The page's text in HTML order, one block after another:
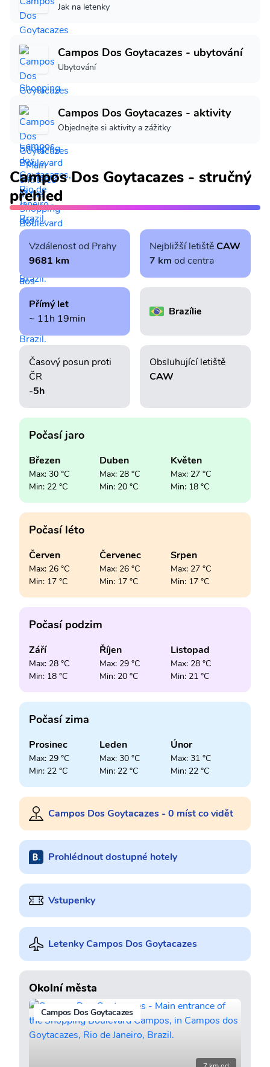
Jak na letenky
Campos Dos Goytacazes - ubytování
Ubytování
Campos Dos Goytacazes - aktivity
Objednejte si aktivity a zážitky
Campos Dos Goytacazes - stručný
přehled
Vzdálenost od Prahy
9681 km
Nejbližší letištěCAW
7 km od centra
Přímý let
~ 11h 19min
Brazílie
Časový posun proti
ČR
-5h
Obsluhující letiště
CAW
Počasí jaro
Březen
Max: 30 °C
Min: 22 °C
Duben
Max: 28 °C
Min: 20 °C
Květen
Max: 27 °C
Min: 18 °C
Počasí léto
Červen
Max: 26 °C
Min: 17 °C
Červenec
Max: 26 °C
Min: 17 °C
Srpen
Max: 27 °C
Min: 17 °C
Počasí podzim
Září
Max: 28 °C
Min: 18 °C
Říjen
Max: 29 °C
Min: 20 °C
Listopad
Max: 28 °C
Min: 21 °C
Počasí zima
Prosinec
Max: 29 °C
Min: 22 °C
Leden
Max: 30 °C
Min: 22 °C
Únor
Max: 31 °C
Min: 22 °C
Campos Dos Goytacazes - 0 míst co vidět
Prohlédnout dostupné hotely
Vstupenky
Letenky Campos Dos Goytacazes
Okolní města
Campos Dos Goytacazes